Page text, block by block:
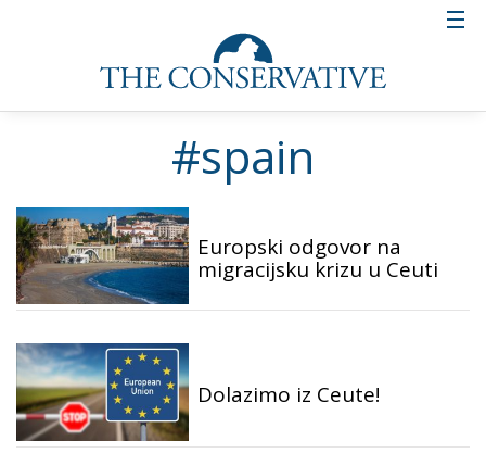
#spain
Europski odgovor na
migracijsku krizu u Ceuti
Dolazimo iz Ceute!